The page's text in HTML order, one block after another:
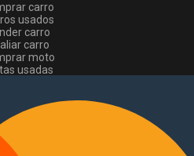
carro
usados
carro
carro
moto
usadas
usados
comerciais